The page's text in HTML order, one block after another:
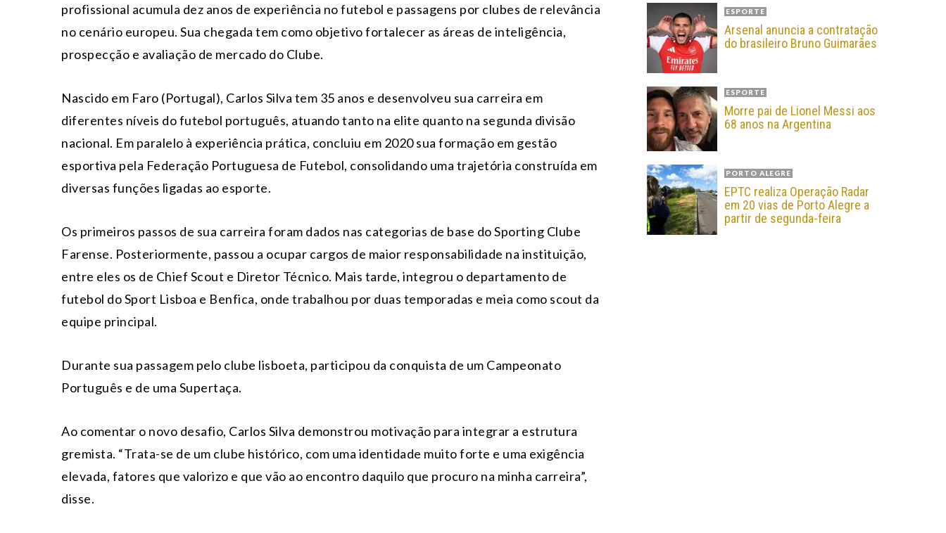
profissional acumula dez anos de experiência no futebol e passagens por clubes de relevância
no cenário europeu. Sua chegada tem como objetivo fortalecer as áreas de inteligência,
prospecção e avaliação de mercado do Clube.
Nascido em Faro (Portugal), Carlos Silva tem 35 anos e desenvolveu sua carreira em
diferentes níveis do futebol português, atuando tanto na elite quanto na segunda divisão
nacional. Em paralelo à experiência prática, concluiu em 2020 sua formação em gestão
esportiva pela Federação Portuguesa de Futebol, consolidando uma trajetória construída em
diversas funções ligadas ao esporte.
Os primeiros passos de sua carreira foram dados nas categorias de base do Sporting Clube
Farense. Posteriormente, passou a ocupar cargos de maior responsabilidade na instituição,
entre eles os de Chief Scout e Diretor Técnico. Mais tarde, integrou o departamento de
futebol do Sport Lisboa e Benfica, onde trabalhou por duas temporadas e meia como scout da
equipe principal.
Durante sua passagem pelo clube lisboeta, participou da conquista de um Campeonato
Português e de uma Supertaça.
Ao comentar o novo desafio, Carlos Silva demonstrou motivação para integrar a estrutura
gremista. “Trata-se de um clube histórico, com uma identidade muito forte e uma exigência
elevada, fatores que valorizo e que vão ao encontro daquilo que procuro na minha carreira”,
disse.
ESPORTE
Arsenal anuncia a contratação
do brasileiro Bruno Guimarães
ESPORTE
Morre pai de Lionel Messi aos
68 anos na Argentina
PORTO ALEGRE
EPTC realiza Operação Radar
em 20 vias de Porto Alegre a
partir de segunda-feira